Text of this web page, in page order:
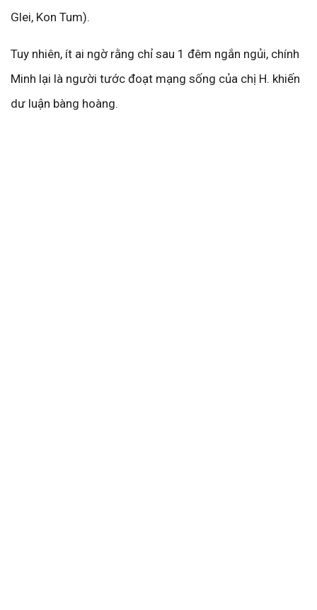
Glei, Kon Tum).
Tuy nhiên, ít ai ngờ rằng chỉ sau 1 đêm ngắn ngủi, chính
Minh lại là người tước đoạt mạng sống của chị H. khiến
dư luận bàng hoàng.